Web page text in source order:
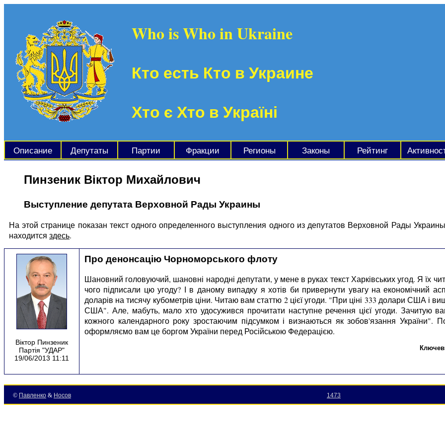
Who is Who in Ukraine
Кто есть Кто в Украине
Хто є Хто в Україні
Описание Депутаты Партии Фракции Регионы Законы Рейтинг
Пинзеник Віктор Михайлович
Выступление депутата Верховной Рады Украины
На этой странице показан текст одного определенного выступления одного из депутатов Верховной Рады
находится здесь.
Віктор Пинзеник
Партія "УДАР"
19/06/2013 11:11
Про денонсацію Чорноморського флоту
Шановний головуючий, шановні народні депутати, у мене в руках текст Харківських угод. Я їх
чого підписали цю угоду? І в даному випадку я хотів би привернути увагу на економічний
доларів на тисячу кубометрів ціни. Читаю вам статтю 2 цієї угоди. "При ціні 333 долари США і
США". Але, мабуть, мало хто удосужився прочитати наступне речення цієї угоди. Зачитую
кожного календарного року зростаючим підсумком і визнаються як зобов'язання
оформляємо вам це боргом України перед Російською Федерацією.
© Павленко & Носов 1473